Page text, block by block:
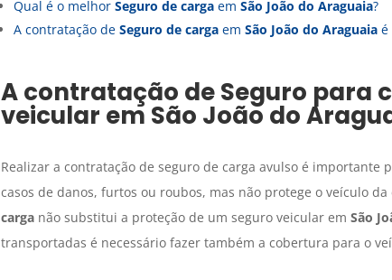
Qual é o melhor Seguro de cargaem São João do Araguaia?
A contratação de Seguro de cargaem São João do Araguaiaé
A contratação deSeguro para
veicular em São João do
Realizar a contratação de seguro de carga avulso é
casos de danos, furtos ou roubos, mas não protege o veículo
carganão substitui a proteção de um seguro veicular em São
transportadas é necessário fazer também a cobertura para o